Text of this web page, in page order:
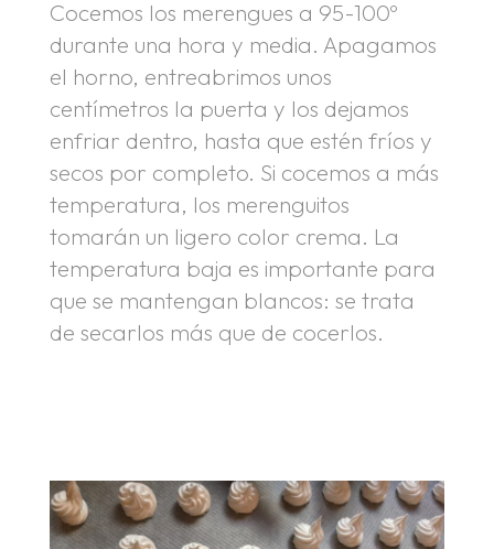
Cocemos los merengues a 95-100º
durante una hora y media. Apagamos
el horno, entreabrimos unos
centímetros la puerta y los dejamos
enfriar dentro, hasta que estén fríos y
secos por completo. Si cocemos a más
temperatura, los merenguitos
tomarán un ligero color crema. La
temperatura baja es importante para
que se mantengan blancos: se trata
de secarlos más que de cocerlos.